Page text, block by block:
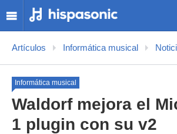
Artículos Informática musical
Informática musical
Waldorf mejora el
1 plugin con su v2